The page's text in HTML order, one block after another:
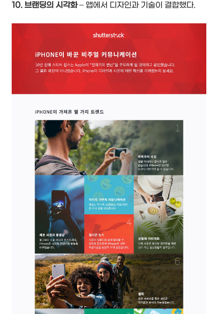
10. 브랜딩의 시각화– 앱에서 디자인과 기술이 결합했다.